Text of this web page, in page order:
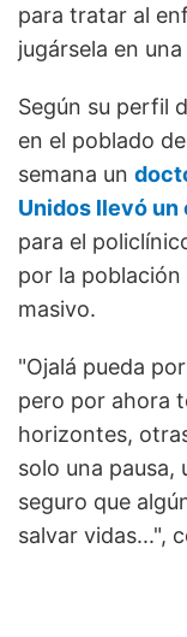
para tratar al
jugársela en
Según su perfil
en el poblado
semana un
Unidos llevó
para el
por la
masivo.
"Ojalá pueda
pero por ahora
horizontes,
solo una pausa,
seguro que
salvar vidas...",